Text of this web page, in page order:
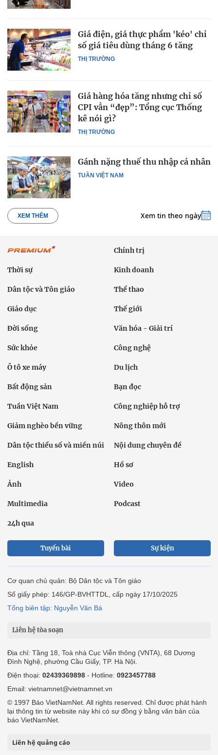
THỊ TRƯỜNG
Giá điện, giá thực phẩm 'kéo' chỉ
số giá tiêu dùng tháng 6 tăng
THỊ TRƯỜNG
Giá hàng hóa tăng nhưng chỉ số
CPI vẫn “đẹp”: Tổng cục Thống
kê nói gì?
TUẦN VIỆT NAM
Gánh nặng thuế thu nhập cá nhân
XEM THÊM Xem tin theo ngày
Chính trị
Thời sự Kinh doanh
Dân tộc và Tôn giáo Thể thao
Giáo dục Thế giới
Đời sống Văn hóa - Giải trí
Sức khỏe Công nghệ
Ô tô xe máy Du lịch
Bất động sản Bạn đọc
Tuần Việt Nam Công nghiệp hỗ trợ
Giảm nghèo bền vững Nông thôn mới
Dân tộc thiểu số và miền núi Nội dung chuyên đề
English Hồ sơ
Ảnh Video
Multimedia Podcast
24h qua
Tuyến bài Sự kiện
Cơ quan chủ quản: Bộ Dân tộc và Tôn giáo
Số giấy phép: 146/GP-BVHTTDL, cấp ngày 17/10/2025
Tổng biên tập: Nguyễn Văn Bá
Liên hệ tòa soạn
Địa chỉ: Tầng 18, Toà nhà Cục Viễn thông (VNTA), 68 Dương
Đình Nghệ, phường Cầu Giấy, TP. Hà Nội.
Điện thoại: 02439369898 - Hotline: 0923457788
Email: vietnamnet@vietnamnet.vn
© 1997 Báo VietNamNet. All rights reserved. Chỉ được phát hành
lại thông tin từ website này khi có sự đồng ý bằng văn bản của
báo VietNamNet.
Liên hệ quảng cáo